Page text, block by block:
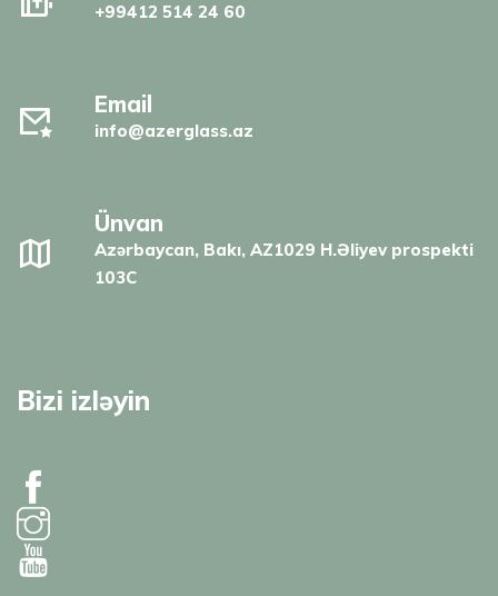
+99412 514 24 60
Email
info@azerglass.az
Ünvan
Azərbaycan, Bakı, AZ1029 H.Əliyev prospekti
103C
Bizi izləyin